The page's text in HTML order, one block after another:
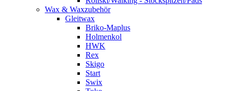
Wax & Waxzubehör
Gleitwax
Briko-Maplus
Holmenkol
HWK
Rex
Skigo
Start
Swix